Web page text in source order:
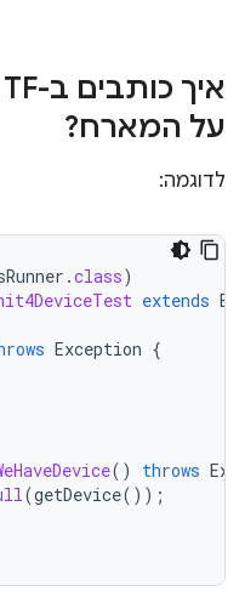
על המארח?
לדוגמה:
.class)
extends
Exception {
() throws
(getDevice());